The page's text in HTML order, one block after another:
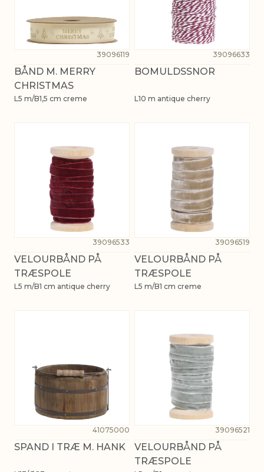
39096119
BÅND M. MERRY
CHRISTMAS
L5 m/B1,5 cm creme
39096633
BOMULDSSNOR
L10 m antique cherry
39096533
VELOURBÅND PÅ
TRÆSPOLE
L5 m/B1 cm antique cherry
39096519
VELOURBÅND PÅ
TRÆSPOLE
L5 m/B1 cm creme
41075000
SPAND I TRÆ M. HANK
39096521
VELOURBÅND PÅ
TRÆSPOLE